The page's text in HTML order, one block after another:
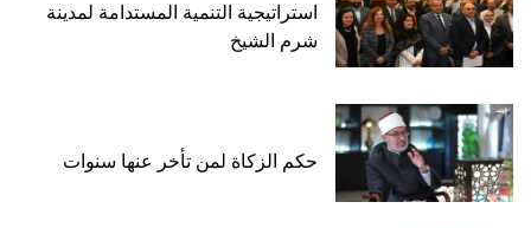
استراتيجية التنمية المستدامة لمدينة
شرم الشيخ
حكم الزكاة لمن تأخر عنها سنوات